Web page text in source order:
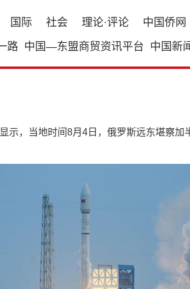
国际 社会 理论·评论 中国侨网
路 中国—东盟商贸资讯平台 中国新
，当地时间8月4日，俄罗斯远东堪察加